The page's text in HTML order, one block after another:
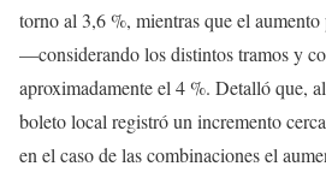
torno al 3,6 %, mientras que el
—considerando los distintos tramos y
aproximadamente el 4 %. Detalló que,
boleto local registró un incremento
en el caso de las combinaciones el